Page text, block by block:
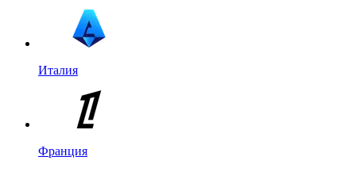
Италия
Франция